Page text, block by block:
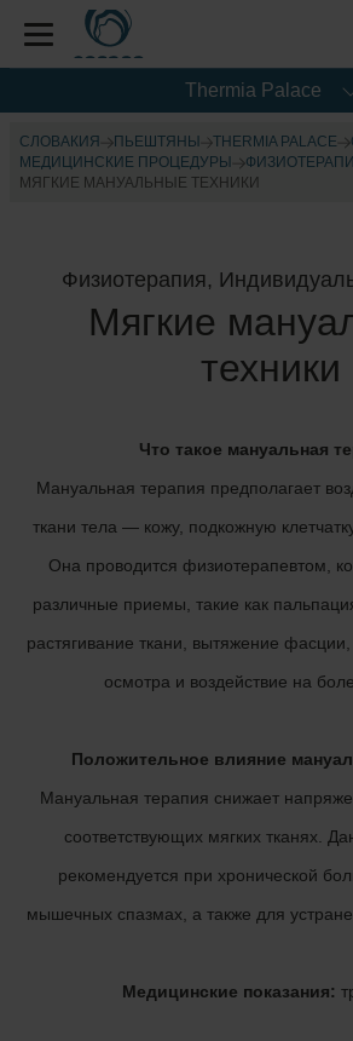
Thermia Palace
СЛОВАКИЯ ПЬЕШТЯНЫ THERMIA PALACE
МЕДИЦИНСКИЕ ПРОЦЕДУРЫ
МЯГКИЕ МАНУАЛЬНЫЕ ТЕХНИКИ
Физиотерапия,
Мягкие
техники
Что такое мануальная
Мануальная терапия предполагает
ткани тела — кожу, подкожную
Она проводится физиотерапевтом,
различные приемы, такие как
растягивание ткани, вытяжение
осмотра и воздействие на
Положительное влияние
Мануальная терапия снижает
соответствующих мягких тканях.
рекомендуется при хронической
мышечных спазмах, а также для
Медицинские показания: